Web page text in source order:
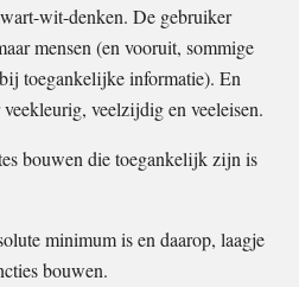
wit-denken. De gebruiker
mensen (en vooruit, sommige
toegankelijke informatie). En
veelzijdig en veeleisen.
bouwen die toegankelijk zijn is
minimum is en daarop, laagje
bouwen.